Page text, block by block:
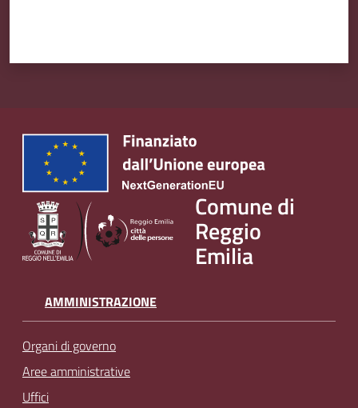
Comune di
Reggio
Emilia
AMMINISTRAZIONE
Organi di governo
Aree amministrative
Uffici